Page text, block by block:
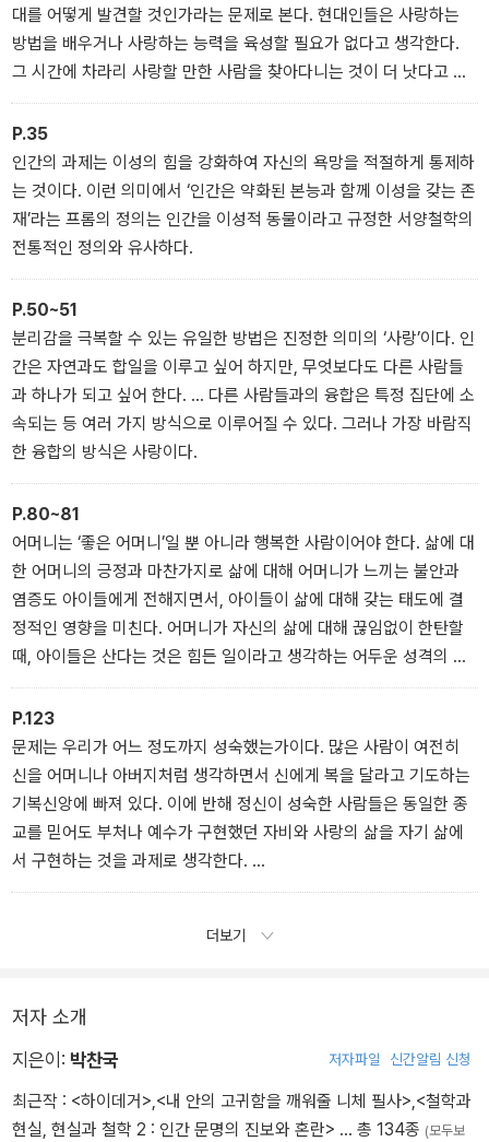
대를 어떻게 발견할 것인가라는 문제로 본다. 현대인들은 사랑하는
방법을 배우거나 사랑하는 능력을 육성할 필요가 없다고 생각한다.
그 시간에 차라리 사랑할 만한 사람을 찾아다니는 것이 더 낫다고 보
는 것이다.
P.35
인간의 과제는 이성의 힘을 강화하여 자신의 욕망을 적절하게 통제하
는 것이다. 이런 의미에서 ‘인간은 약화된 본능과 함께 이성을 갖는 존
재’라는 프롬의 정의는 인간을 이성적 동물이라고 규정한 서양철학의
전통적인 정의와 유사하다.
P.50~51
분리감을 극복할 수 있는 유일한 방법은 진정한 의미의 ‘사랑’이다. 인
간은 자연과도 합일을 이루고 싶어 하지만, 무엇보다도 다른 사람들
과 하나가 되고 싶어 한다. … 다른 사람들과의 융합은 특정 집단에 소
속되는 등 여러 가지 방식으로 이루어질 수 있다. 그러나 가장 바람직
한 융합의 방식은 사랑이다.
P.80~81
어머니는 ‘좋은 어머니’일 뿐 아니라 행복한 사람이어야 한다. 삶에 대
한 어머니의 긍정과 마찬가지로 삶에 대해 어머니가 느끼는 불안과
염증도 아이들에게 전해지면서, 아이들이 삶에 대해 갖는 태도에 결
정적인 영향을 미친다. 어머니가 자신의 삶에 대해 끊임없이 한탄할
때, 아이들은 산다는 것은 힘든 일이라고 생각하는 어두운 성격의 소
유자가 되기 쉽다.
P.123
문제는 우리가 어느 정도까지 성숙했는가이다. 많은 사람이 여전히
신을 어머니나 아버지처럼 생각하면서 신에게 복을 달라고 기도하는
기복신앙에 빠져 있다. 이에 반해 정신이 성숙한 사람들은 동일한 종
교를 믿어도 부처나 예수가 구현했던 자비와 사랑의 삶을 자기 삶에
서 구현하는 것을 과제로 생각한다.
더보기
저자 소개
지은이: 박찬국 저자파일 신간알림 신청
최근작 : <하이데거>,<내 안의 고귀함을 깨워줄 니체 필사>,<철학과
현실, 현실과 철학 2 : 인간 문명의 진보와 혼란> … 총 134종 (모두보